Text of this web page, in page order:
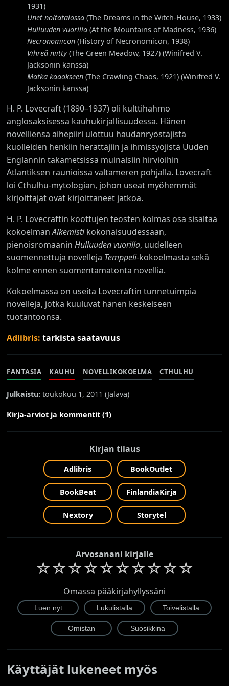
1931)
Unet noitatalossa (The Dreams in the Witch-House, 1933)
Hulluuden vuorilla (At the Mountains of Madness, 1936)
Necronomicon (History of Necronomicon, 1938)
Vihreä niitty(The Green Meadow, 1927) (Winifred V.
Jacksonin kanssa)
Matka kaaokseen (The Crawling Chaos, 1921) (Winifred V.
Jacksonin kanssa)
H. P. Lovecraft (1890–1937) oli kulttihahmo
anglosaksisessa kauhukirjallisuudessa. Hänen
novelliensa aihepiiri ulottuu haudanryöstäjistä
kuolleiden henkiin herättäjiin ja ihmissyöjistä Uuden
Englannin takametsissä muinaisiin hirviöihin
Atlantiksen raunioissa valtameren pohjalla. Lovecraft
loi Cthulhu-mytologian, johon useat myöhemmät
kirjoittajat ovat kirjoittaneet jatkoa.
H. P. Lovecraftin koottujen teosten kolmas osa sisältää
kokoelmanAlkemistikokonaisuudessaan,
pienoisromaaninHulluuden vuorilla, uudelleen
suomennettuja novelleja Temppeli-kokoelmasta sekä
kolme ennen suomentamatonta novellia.
Kokoelmassa on useita Lovecraftin tunnetuimpia
novelleja, jotka kuuluvat hänen keskeiseen
tuotantoonsa.
Adlibris:tarkista saatavuus
FANTASIA KAUHU NOVELLIKOKOELMA CTHULHU
Julkaistu: toukokuu 1, 2011 (Jalava)
Kirja-arviot ja kommentit (1)
Kirjan tilaus
Adlibris BookOutlet
BookBeat FinlandiaKirja
Nextory Storytel
Arvosanani kirjalle
☆☆☆☆☆☆☆☆☆☆
Omassa pääkirjahyllyssäni
Käyttäjät lukeneet myös